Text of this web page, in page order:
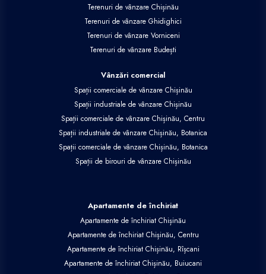
Terenuri de vânzare Chișinău
Terenuri de vânzare Ghidighici
Terenuri de vânzare Vorniceni
Terenuri de vânzare Budești
Vânzări comercial
Spații comerciale de vânzare Chișinău
Spații industriale de vânzare Chișinău
Spații comerciale de vânzare Chișinău, Centru
Spații industriale de vânzare Chișinău, Botanica
Spații comerciale de vânzare Chișinău, Botanica
Spații de birouri de vânzare Chișinău
Apartamente de închiriat
Apartamente de închiriat Chișinău
Apartamente de închiriat Chișinău, Centru
Apartamente de închiriat Chișinău, Rîșcani
Apartamente de închiriat Chișinău, Buiucani